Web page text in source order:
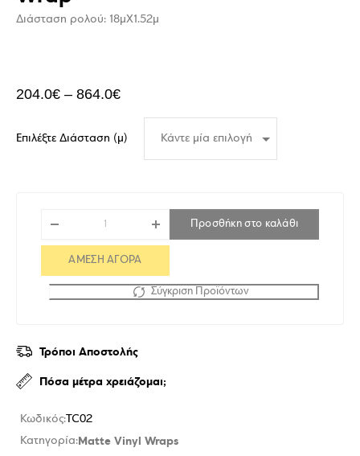
Διάσταση ρολού: 18μΧ1.52μ
204.0€ – 864.0€
Επιλέξτε Διάσταση (μ)
Προσθήκη στο καλάθι
ΑΜΕΣΗ ΑΓΟΡΑ
Σύγκριση Προϊόντων
Τρόποι Αποστολής
Πόσα μέτρα χρειάζομαι;
Κωδικός:TC02
Κατηγορία:Matte Vinyl Wraps